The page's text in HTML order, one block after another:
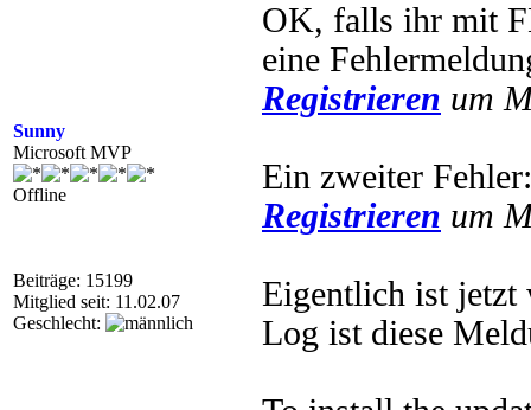
Sunny
Microsoft MVP
Offline
Beiträge: 15199
Mitglied seit: 11.02.07
Geschlecht:
OK, falls ihr mit
eine
Registrieren um
Ein zweiter
Registrieren um
Eigentlich ist jetzt
Log ist diese